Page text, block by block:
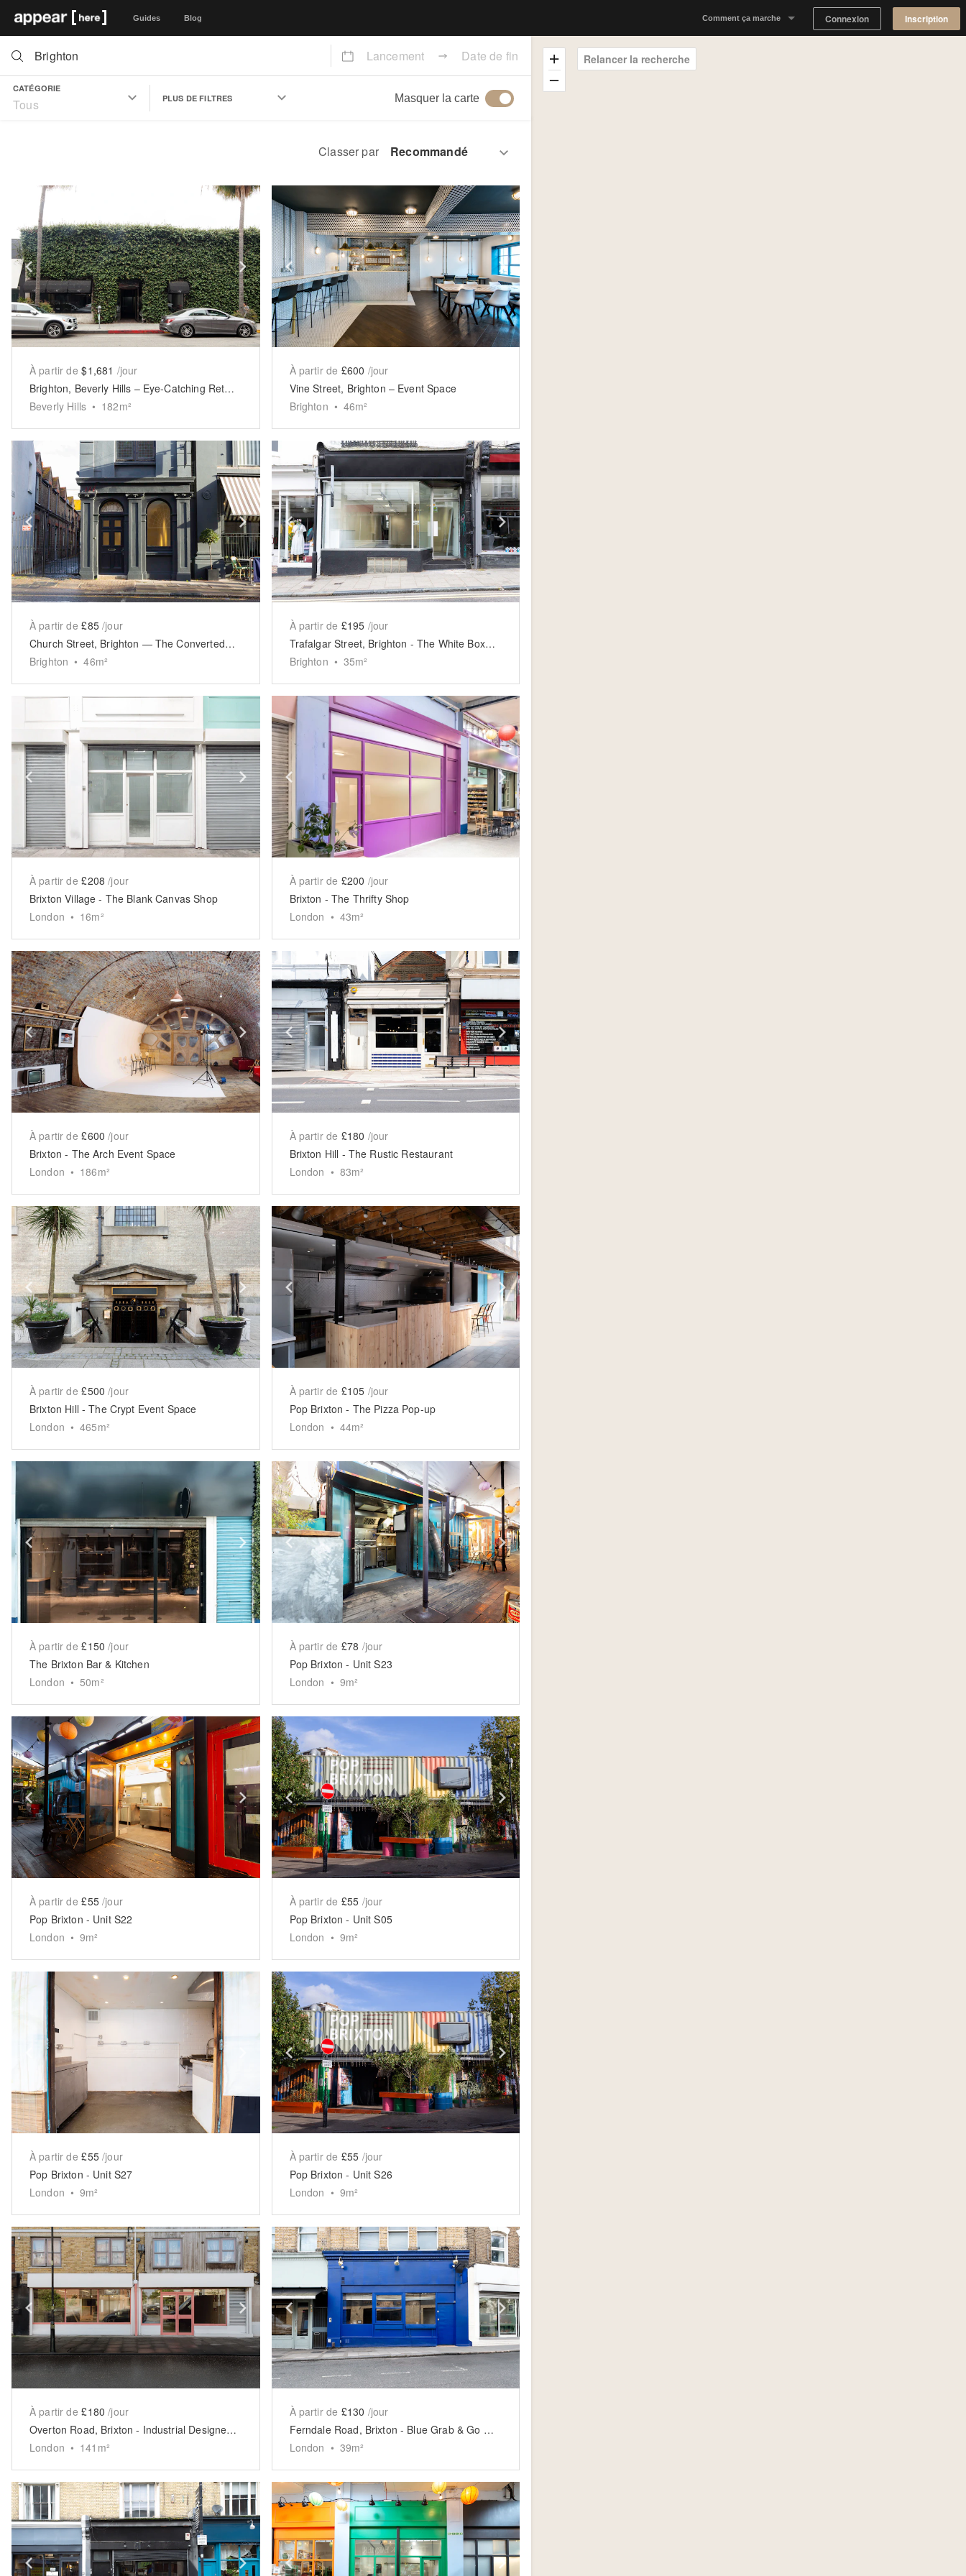
Guides Blog Comment ça marche Connexion Inscription
Lancement Date de fin
CATÉGORIE
Tous PLUS DE FILTRES Masquer la carte
Classer par
Show previous slide Show next slide
À partir de $1,681 /jour
Brighton, Beverly Hills – Eye-Catching Retail Space
Beverly Hills • 182m²
Show previous slide Show next slide
À partir de £600 /jour
Vine Street, Brighton – Event Space
Brighton • 46m²
Show previous slide Show next slide
À partir de £85 /jour
Church Street, Brighton — The Converted Chapel Retail Space
Brighton • 46m²
Show previous slide Show next slide
À partir de £195 /jour
Trafalgar Street, Brighton - The White Box Boutique
Brighton • 35m²
Show previous slide Show next slide
À partir de £208 /jour
Brixton Village - The Blank Canvas Shop
London • 16m²
Show previous slide Show next slide
À partir de £200 /jour
Brixton - The Thrifty Shop
London • 43m²
Show previous slide Show next slide
À partir de £600 /jour
Brixton - The Arch Event Space
London • 186m²
Show previous slide Show next slide
À partir de £180 /jour
Brixton Hill - The Rustic Restaurant
London • 83m²
Show previous slide Show next slide
À partir de £500 /jour
Brixton Hill - The Crypt Event Space
London • 465m²
Show previous slide Show next slide
À partir de £105 /jour
Pop Brixton - The Pizza Pop-up
London • 44m²
Show previous slide Show next slide
À partir de £150 /jour
The Brixton Bar & Kitchen
London • 50m²
Show previous slide Show next slide
À partir de £78 /jour
Pop Brixton - Unit S23
London • 9m²
Show previous slide Show next slide
À partir de £55 /jour
Pop Brixton - Unit S22
London • 9m²
Show previous slide Show next slide
À partir de £55 /jour
Pop Brixton - Unit S05
London • 9m²
Show previous slide Show next slide
À partir de £55 /jour
Pop Brixton - Unit S27
London • 9m²
Show previous slide Show next slide
À partir de £55 /jour
Pop Brixton - Unit S26
London • 9m²
Show previous slide Show next slide
À partir de £180 /jour
Overton Road, Brixton - Industrial Designer Space
London • 141 m²
Show previous slide Show next slide
À partir de £130 /jour
Ferndale Road, Brixton - Blue Grab & Go Café
London • 39m²
Show previous slide Show next slideShow previous slide Show next slide
Relancer la recherche